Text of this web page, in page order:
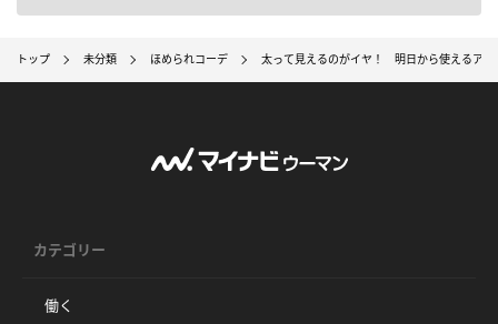
トップ 未分類 ほめられコーデ 太って見えるのがイヤ！ 明日から使えるアラ
カテゴリー
働く